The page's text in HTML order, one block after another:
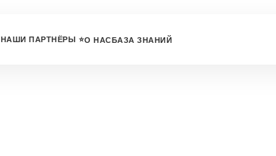
НАШИ ПАРТНЁРЫ ⭐О НАСБАЗА ЗНАНИЙ